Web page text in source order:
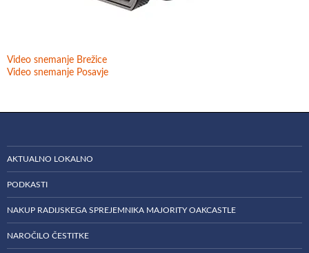
Video snemanje Brežice
Video snemanje Posavje
AKTUALNO LOKALNO
PODKASTI
NAKUP RADIJSKEGA SPREJEMNIKA MAJORITY OAKCASTLE
NAROČILO ČESTITKE